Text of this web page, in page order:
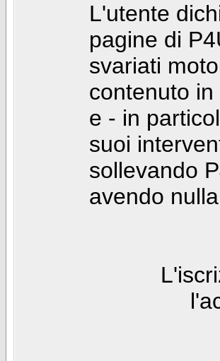
L'utente
pagine di
svariati
contenuto
e - in
suoi
sollevando
avendo